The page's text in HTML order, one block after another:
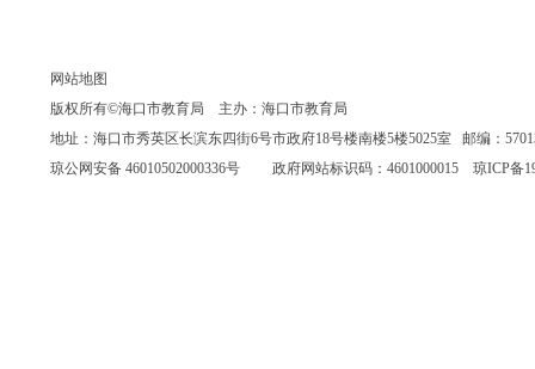
网站地图
版权所有©海口市教育局 主办：海口市教育局
地址：海口市秀英区长滨东四街6号市政府18号楼南楼5楼5025室 邮编：
琼公网安备 46010502000336号 政府网站标识码：4601000015 琼ICP备